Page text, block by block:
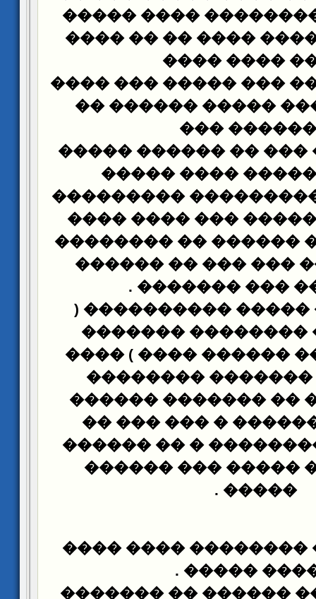
��� ����� ��������
�� ���� ������
���� ����
����� �� ���� ���
�� ��� ����� �����
�������
��� �� ���� ��� ��
����� ������
��������
� ��� ���������
������� ��� ������
������ ��� ��� ���
������ ���
.
����� ��� �����
��������
������ ���� ������
��� ���� �������
�������� � ��
������ ������� �
������ ����������
���� ���� �����
�����
.
������� ��
�����
.
������ : ( ���